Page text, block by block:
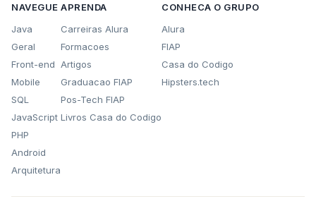
NAVEGUE
Java
Geral
Front-end
Mobile
SQL
JavaScript
PHP
Android
Arquitetura
APRENDA
Carreiras Alura
Formacoes
Artigos
Graduacao FIAP
Pos-Tech FIAP
Livros Casa do Codigo
CONHECA O GRUPO
Alura
FIAP
Casa do Codigo
Hipsters.tech